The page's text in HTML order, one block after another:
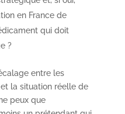
en France de
qui doit
?
entre les
la situation réelle de
peux que